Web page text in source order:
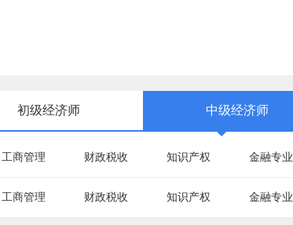
初级经济师 中级经济师
工商管理 财政税收 知识产权 金融专业
工商管理 财政税收 知识产权 金融专业